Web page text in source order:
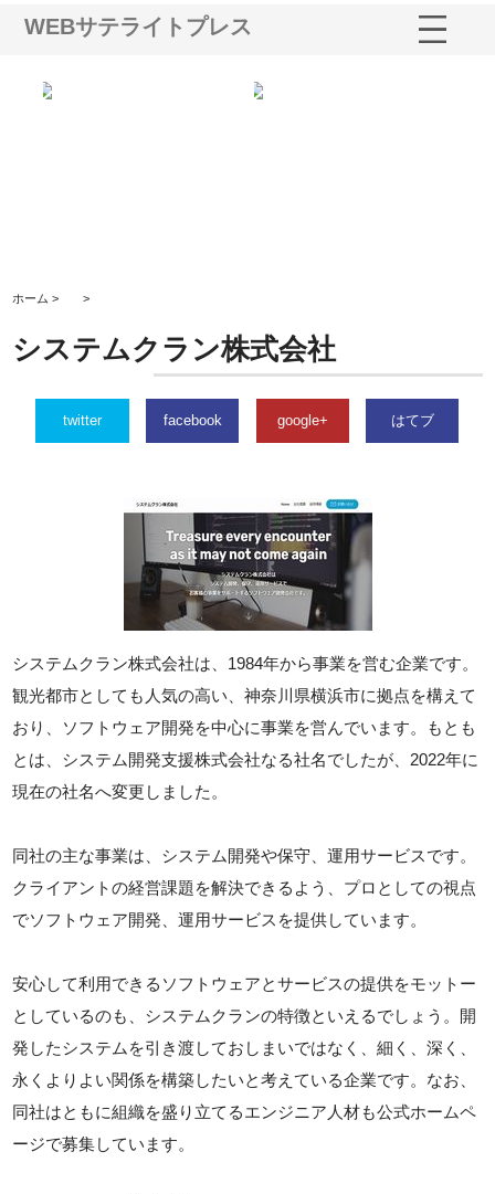
WEBサテライトプレス
ホーム > >
システムクラン株式会社
twitter facebook google+ はてブ
システムクラン株式会社は、1984年から事業を営む企業です。
観光都市としても人気の高い、神奈川県横浜市に拠点を構えて
おり、ソフトウェア開発を中心に事業を営んでいます。もとも
とは、システム開発支援株式会社なる社名でしたが、2022年に
現在の社名へ変更しました。
同社の主な事業は、システム開発や保守、運用サービスです。
クライアントの経営課題を解決できるよう、プロとしての視点
でソフトウェア開発、運用サービスを提供しています。
安心して利用できるソフトウェアとサービスの提供をモットー
としているのも、システムクランの特徴といえるでしょう。開
発したシステムを引き渡しておしまいではなく、細く、深く、
永くよりよい関係を構築したいと考えている企業です。なお、
同社はともに組織を盛り立てるエンジニア人材も公式ホームペ
ージで募集しています。